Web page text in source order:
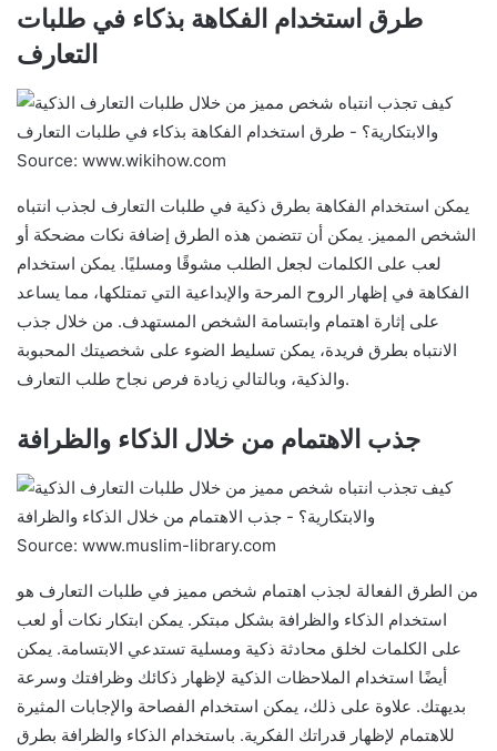
طرق استخدام الفكاهة بذكاء في طلبات
التعارف
Source: www.wikihow.com
يمكن استخدام الفكاهة بطرق ذكية في طلبات التعارف لجذب انتباه
الشخص المميز. يمكن أن تتضمن هذه الطرق إضافة نكات مضحكة أو
لعب على الكلمات لجعل الطلب مشوقًا ومسليًا. يمكن استخدام
الفكاهة في إظهار الروح المرحة والإبداعية التي تمتلكها، مما يساعد
على إثارة اهتمام وابتسامة الشخص المستهدف. من خلال جذب
الانتباه بطرق فريدة، يمكن تسليط الضوء على شخصيتك المحبوبة
والذكية، وبالتالي زيادة فرص نجاح طلب التعارف.
جذب الاهتمام من خلال الذكاء والظرافة
Source: www.muslim-library.com
من الطرق الفعالة لجذب اهتمام شخص مميز في طلبات التعارف هو
استخدام الذكاء والظرافة بشكل مبتكر. يمكن ابتكار نكات أو لعب
على الكلمات لخلق محادثة ذكية ومسلية تستدعي الابتسامة. يمكن
أيضًا استخدام الملاحظات الذكية لإظهار ذكائك وظرافتك وسرعة
بديهتك. علاوة على ذلك، يمكن استخدام الفصاحة والإجابات المثيرة
للاهتمام لإظهار قدراتك الفكرية. باستخدام الذكاء والظرافة بطرق